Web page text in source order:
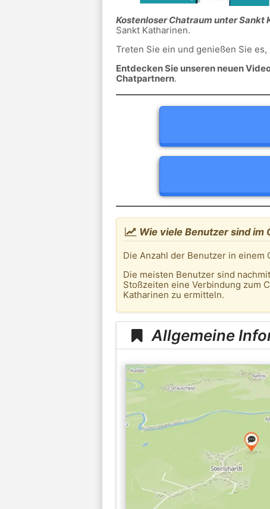
Kostenloser Chatraum unter Sankt
Sankt Katharinen.
Treten Sie ein und genießen Sie
Entdecken Sie unseren neuen
Chatpartnern.
Wie viele Benutzer sind im
Die Anzahl der Benutzer in einem
Die meisten Benutzer sind
Stoßzeiten eine Verbindung zum
Katharinen zu ermitteln.
Allgemeine